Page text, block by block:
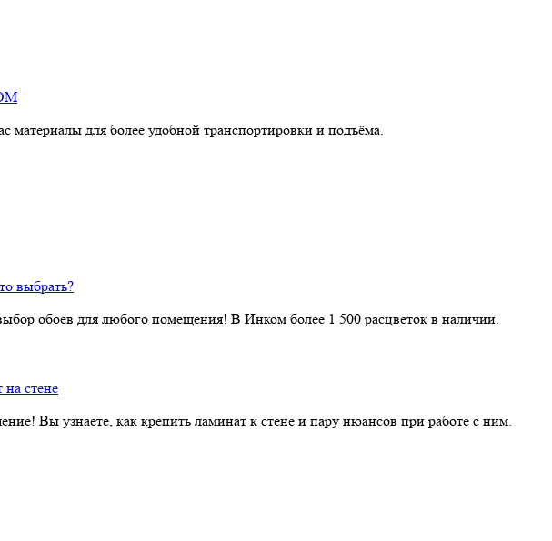
материалы для более удобной транспортировки и подъёма.
выбрать?
обоев для любого помещения! В Инком более 1 500 расцветок в наличии.
стене
Вы узнаете, как крепить ламинат к стене и пару нюансов при работе с ним.